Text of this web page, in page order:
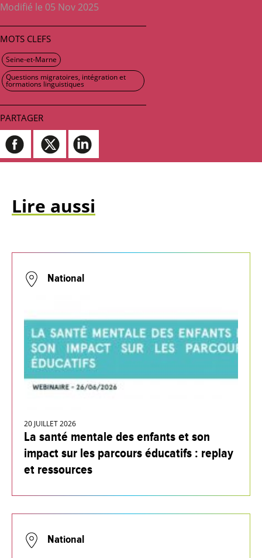
Modifié le 05 Nov 2025
MOTS CLEFS
Seine-et-Marne
Questions migratoires, intégration et
formations linguistiques
PARTAGER
Lire aussi
National
20 JUILLET 2026
La santé mentale des enfants et son
impact sur les parcours éducatifs : replay
et ressources
National